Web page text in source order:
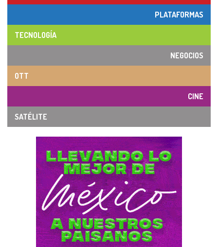
PLATAFORMAS
TECNOLOGÍA
NEGOCIOS
OTT
CINE
SATÉLITE